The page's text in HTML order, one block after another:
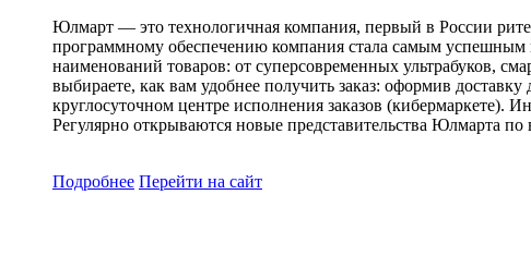
Юлмарт — это технологичная компания, первый в России
программному обеспечению компания стала самым
наименований товаров: от суперсовременных ультрабуков,
выбираете, как вам удобнее получить заказ: оформив
круглосуточном центре исполнения заказов (кибермаркете).
Регулярно открываются новые представительства Юлмарта по
Подробнее Перейти на сайт